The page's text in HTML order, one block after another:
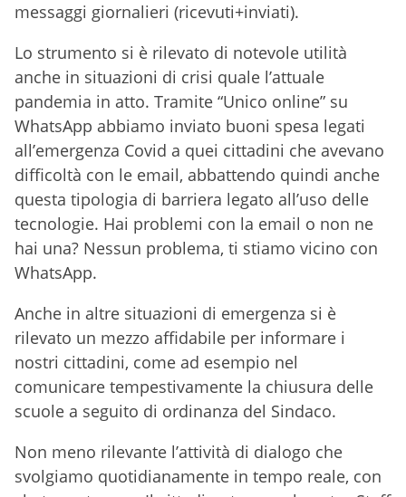
messaggi giornalieri (ricevuti+inviati).
Lo strumento si è rilevato di notevole utilità
anche in situazioni di crisi quale l’attuale
pandemia in atto. Tramite “Unico online” su
WhatsApp abbiamo inviato buoni spesa legati
all’emergenza Covid a quei cittadini che avevano
difficoltà con le email, abbattendo quindi anche
questa tipologia di barriera legato all’uso delle
tecnologie. Hai problemi con la email o non ne
hai una? Nessun problema, ti stiamo vicino con
WhatsApp.
Anche in altre situazioni di emergenza si è
rilevato un mezzo affidabile per informare i
nostri cittadini, come ad esempio nel
comunicare tempestivamente la chiusura delle
scuole a seguito di ordinanza del Sindaco.
Non meno rilevante l’attività di dialogo che
svolgiamo quotidianamente in tempo reale, con